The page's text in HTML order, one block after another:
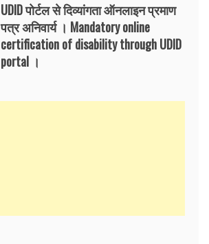
UDID पोर्टल से दिव्यांगता ऑनलाइन प्रमाण
पत्र अनिवार्य । Mandatory online
certification of disability through UDID
portal ।